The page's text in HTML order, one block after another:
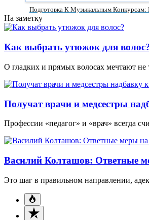
Подготовка К Музыкальным
На заметку
Как выбрать утюжок для
О гладких и прямых волосах мечтают
Получат врачи и медсестры
Профессии «педагог» и «врач» всегда
Василий Колташов: Ответные
Это шаг в правильном направлении,